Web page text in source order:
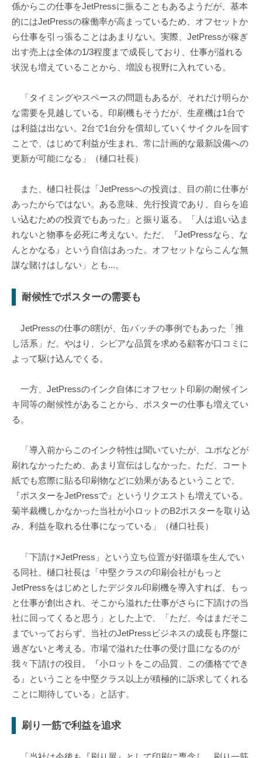
係からこの仕事をJetPressに振ることもあるようだが、基本
的にはJetPressの稼働率が高まっているため、オフセットか
ら仕事を引っ張ることはあまりない。実際、JetPressが稼ぎ
出す売上は全体の1/3程度まで成長しており、仕事が溢れる
状況も増えていることから、増設も視野に入れている。
「タイミングやスペースの問題もあるが、それだけ明らか
な需要を見越している。印刷機もそうだが、生産機は1台で
は利益は出ない。2台で1台分を償却していくサイクルを回す
ことで、はじめて利益が生まれ、常に計画的な最新設備への
更新が可能になる」（樋口社長）
また、樋口社長は「JetPressへの投資は、目の前に仕事が
あったからではない。ある意味、先行投資であり、自らを追
い込むための投資でもあった」と振り返る。「人は追い込ま
れないと物事を必死に考えない。ただ、『JetPressなら、な
んとかなる』という自信はあった。オフセットならこんな無
謀な賭けはしない」とも...。
耐候性でポスターの需要も
JetPressの仕事の8割が、缶バッチの事例でもあった「推
し活系」だ。やはり、シビアな品質を求める顧客が口コミに
よって駆け込んでくる。
一方、JetPressのインク自体にオフセット印刷の耐候イン
キ同等の耐候性があることから、ポスターの仕事も増えてい
る。
「導入前からこのインク特性は聞いていたが、ユポなどが
刷れなかったため、あまり宣伝はしなかった。ただ、コート
紙でも窓際に貼る印刷物などに効果があるということで、
『ポスターをJetPressで』というリクエストも増えている。
菊半裁機しかなかった当社が小ロットのB2ポスターを取り込
み、利益を取れる仕事になっている」（樋口社長）
「下請け×JetPress」という立ち位置が好循環を生んでい
る同社。樋口社長は「中堅クラスの印刷会社がもっと
JetPressをはじめとしたデジタル印刷機を導入すれば、もっ
と仕事が創出され、そこから溢れた仕事がさらに下請けの当
社に回ってくると思う」とした上で、「ただ、今はまだそこ
までいっておらず、当社のJetPressビジネスの成長も序盤に
過ぎないと考える。市場で溢れた仕事の受け皿になるのが
我々下請けの役目。『小ロットをこの品質、この価格ででき
る』ということを中堅クラス以上が積極的に訴求してくれる
ことに期待している」と話す。
刷り一筋で利益を追求